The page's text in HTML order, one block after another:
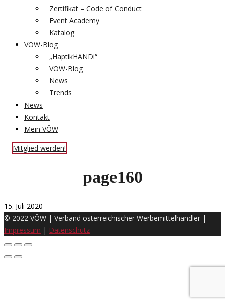
Zertifikat – Code of Conduct
Event Academy
Katalog
VÖW-Blog
„HaptikHANDi“
VÖW-Blog
News
Trends
News
Kontakt
Mein VÖW
Mitglied werden!
page160
15. Juli 2020
© 2022 VÖW | Verband österreichischer Werbemittelhändler |
Impressum | Datenschutz